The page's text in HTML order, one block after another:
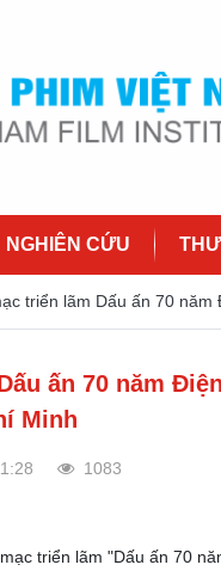
NGHIÊN CỨU
triển lãm Dấu ấn 70
ấn 70 năm
Minh
1083
triển lãm "Dấu ấn 70